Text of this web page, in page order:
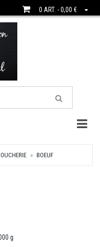
0 ART. - 0,00 €
BOEUF
g